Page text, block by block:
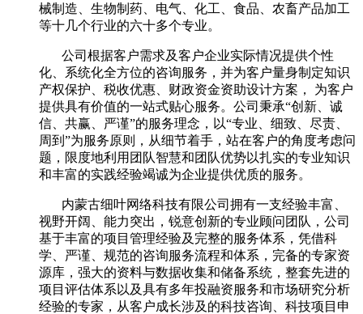
械制造、生物制药、电气、化工、食品、农畜产品加工
等十几个行业的六十多个专业。
公司根据客户需求及客户企业实际情况提供个性
化、系统化全方位的咨询服务，并为客户量身制定知识
产权保护、税收优惠、财政资金资助设计方案， 为客户
提供具有价值的一站式贴心服务。公司秉承“创新、诚
信、共赢、严谨”的服务理念，以“专业、细致、尽责、
周到”为服务原则，从细节着手，站在客户的角度考虑问
题，限度地利用团队智慧和团队优势以扎实的专业知识
和丰富的实践经验竭诚为企业提供优质的服务。
内蒙古细叶网络科技有限公司拥有一支经验丰富、
视野开阔、能力突出，锐意创新的专业顾问团队，公司
基于丰富的项目管理经验及完整的服务体系，凭借科
学、严谨、规范的咨询服务流程和体系，完备的专家资
源库，强大的资料与数据收集和储备系统，整套先进的
项目评估体系以及具有多年投融资服务和市场研究分析
经验的专家，从客户成长涉及的科技咨询、科技项目申